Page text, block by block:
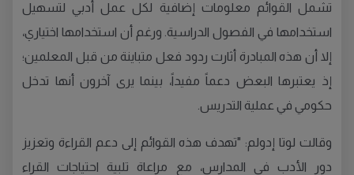
تشمل القوائم معلومات إضافية لكل عمل أدبي لتسهيل
استخدامها في الفصول الدراسية. ورغم أن استخدامها اختياري،
إلا أن هذه المبادرة أثارت ردود فعل متباينة من قبل المعلمين؛
إذ يعتبرها البعض دعماً مفيداً، بينما يرى آخرون أنها تدخل
حكومي في عملية التدريس.
وقالت لوتا إدولم: "تهدف هذه القوائم إلى دعم القراءة وتعزيز
دور الأدب في المدارس، مع مراعاة تلبية احتياجات القراء